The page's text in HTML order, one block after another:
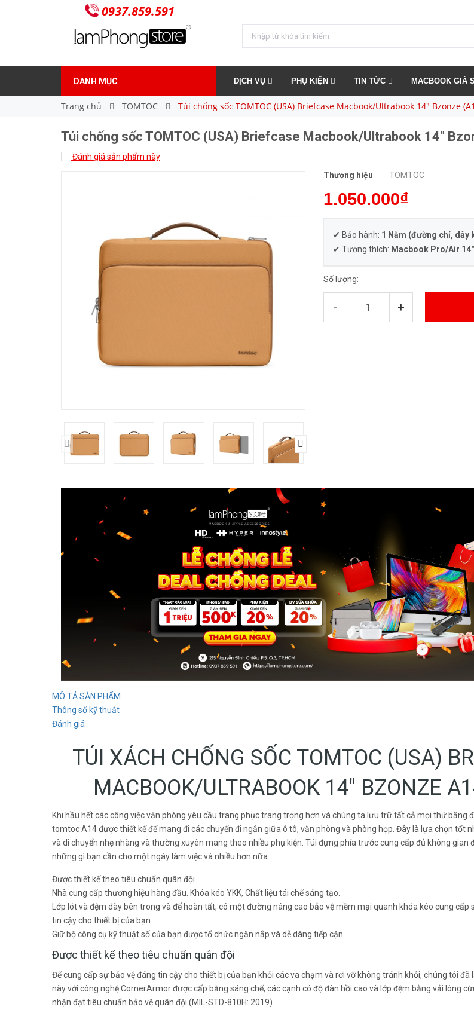
0937.859.591
DANH MỤC DỊCH VỤ PHỤ KIỆN TIN TỨC MACBOOK GIÁ
Trang chủ TOMTOC Túi chống sốc TOMTOC (USA) Briefcase Macbook/Ultrabook 14″ Bzonze
Túi chống sốc TOMTOC (USA) Briefcase Macbook/Ultrabook 14″
Đánh giá sản phẩm này
Thương hiệu
TOMTOC
1.050.000₫
✔ Bảo hành: 1 Năm (đường chỉ, dây
✔ Tương thích: Macbook Pro/Air 14"
Số lượng:
- +
MÔ TẢ SẢN PHẨM
Thông số kỹ thuật
Đánh giá
TÚI XÁCH CHỐNG SỐC TOMTOC (USA)
MACBOOK/ULTRABOOK 14″ BZONZE
Khi hầu hết các công việc văn phòng yêu cầu trang phục trang trọng hơn và chúng ta lưu trữ tất cả mọi thứ bằng
tomtoc A14 được thiết kế để mang đi các chuyến đi ngắn giữa ô tô, văn phòng và phòng họp. Đây là lựa chọn tốt
và di chuyển nhẹ nhàng và thường xuyên mang theo nhiều phụ kiện. Túi đựng phía trước cung cấp đủ không gian
những gì bạn cần cho một ngày làm việc và nhiều hơn nữa.
Được thiết kế theo tiêu chuẩn quân đội
Nhà cung cấp thương hiệu hàng đầu. Khóa kéo YKK, Chất liệu tái chế sáng tạo.
Lớp lót và đệm dày bên trong và để hoàn tất, có một đường nâng cao bảo vệ mềm mại quanh khóa kéo cung cấp
tin cậy cho thiết bị của bạn.
Giữ bộ công cụ kỹ thuật số của bạn được tổ chức ngăn nắp và dễ dàng tiếp cận.
Được thiết kế theo tiêu chuẩn quân đội
Để cung cấp sự bảo vệ đáng tin cậy cho thiết bị của bạn khỏi các va chạm và rơi vỡ không tránh khỏi, chúng tôi
này với công nghệ CornerArmor được cấp bằng sáng chế, các cạnh có độ đàn hồi cao và lớp đệm bằng vải lông
nhận đạt tiêu chuẩn bảo vệ quân đội (MIL-STD-810H: 2019).